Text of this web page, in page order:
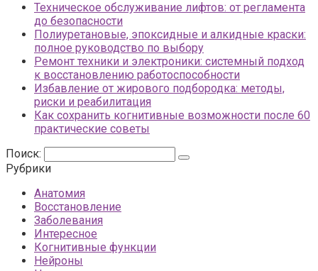
Техническое обслуживание лифтов: от регламента
до безопасности
Полиуретановые, эпоксидные и алкидные краски:
полное руководство по выбору
Ремонт техники и электроники: системный подход
к восстановлению работоспособности
Избавление от жирового подбородка: методы,
риски и реабилитация
Как сохранить когнитивные возможности после 60
практические советы
Поиск:
Рубрики
Анатомия
Восстановление
Заболевания
Интересное
Когнитивные функции
Нейроны